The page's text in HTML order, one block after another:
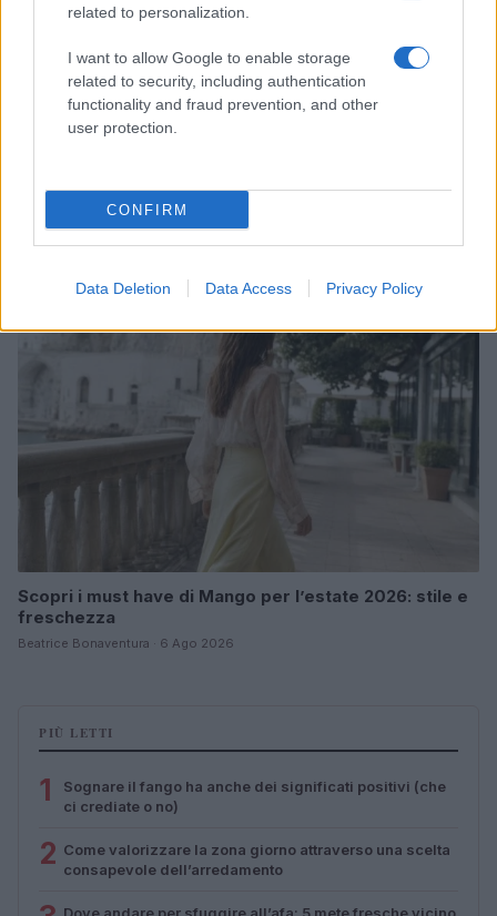
related to personalization.
I want to allow Google to enable storage
related to security, including authentication
functionality and fraud prevention, and other
user protection.
CONFIRM
Data Deletion Data Access Privacy Policy
Come riconoscere e risolvere i problemi della lavanda
nel tuo giardino
LIFESTYLE
Scopri i must have di Mango per l’estate 2026: stile e
freschezza
Beatrice Bonaventura · 6 Ago 2026
PIÙ LETTI
1
Sognare il fango ha anche dei significati positivi (che
ci crediate o no)
2 Come valorizzare la zona giorno attraverso una scelta
consapevole dell’arredamento
Dove andare per sfuggire all’afa: 5 mete fresche vicino